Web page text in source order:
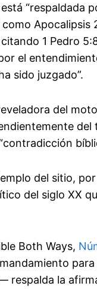
“respaldada
1 Pedro
el
sido juzgado”.
del
del
del sitio,
del siglo XX
Both Ways,
respalda la